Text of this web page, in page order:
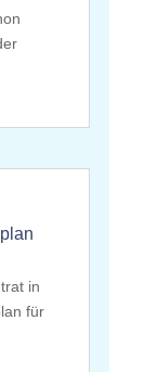
in
für